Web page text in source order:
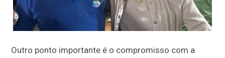
Outro ponto importante é o compromisso com a